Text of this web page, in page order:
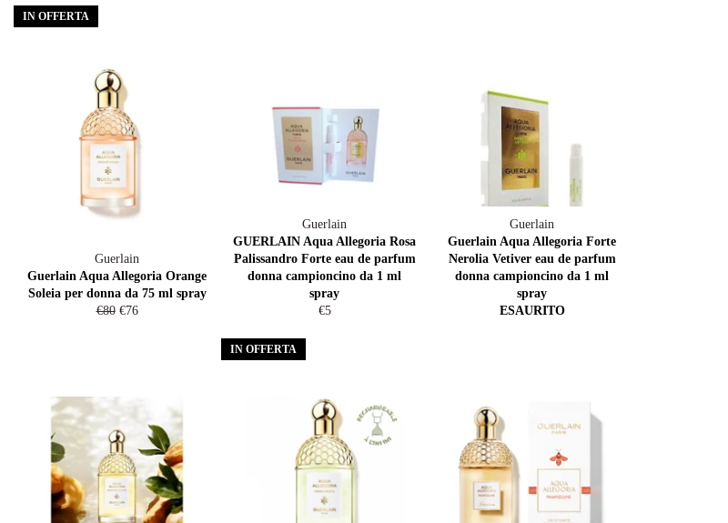
Guerlain
Guerlain Aqua Allegoria Orange
Soleia per donna da 75 ml spray
Prezzo
€80 Prezzo
€76
IN OFFERTA
Guerlain
GUERLAIN Aqua Allegoria Rosa
Palissandro Forte eau de parfum
donna campioncino da 1 ml
spray
Prezzo
€5
Guerlain
Guerlain Aqua Allegoria Forte
Nerolia Vetiver eau de parfum
donna campioncino da 1 ml
spray
ESAURITO
IN OFFERTA